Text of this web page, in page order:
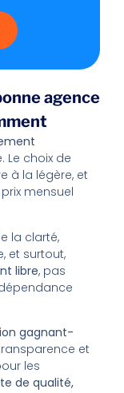
agence
Le choix de
à la légère, et
mensuel
la clarté,
et surtout,
libre, pas
gagnant-
et
les
de qualité,